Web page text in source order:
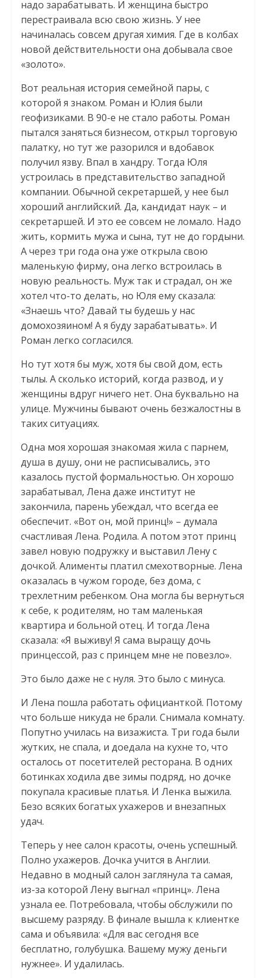
надо зарабатывать. И женщина быстро
перестраивала всю свою жизнь. У нее
начиналась совсем другая химия. Где в колбах
новой действительности она добывала свое
«золото».
Вот реальная история семейной пары, с
которой я знаком. Роман и Юлия были
геофизиками. В 90-е не стало работы. Роман
пытался заняться бизнесом, открыл торговую
палатку, но тут же разорился и вдобавок
получил язву. Впал в хандру. Тогда Юля
устроилась в представительство западной
компании. Обычной секретаршей, у нее был
хороший английский. Да, кандидат наук – и
секретаршей. И это ее совсем не ломало. Надо
жить, кормить мужа и сына, тут не до гордыни.
А через три года она уже открыла свою
маленькую фирму, она легко встроилась в
новую реальность. Муж так и страдал, он же
хотел что-то делать, но Юля ему сказала:
«Знаешь что? Давай ты будешь у нас
домохозяином! А я буду зарабатывать». И
Роман легко согласился.
Но тут хотя бы муж, хотя бы свой дом, есть
тылы. А сколько историй, когда развод, и у
женщины вдруг ничего нет. Она буквально на
улице. Мужчины бывают очень безжалостны в
таких ситуациях.
Одна моя хорошая знакомая жила с парнем,
душа в душу, они не расписывались, это
казалось пустой формальностью. Он хорошо
зарабатывал, Лена даже институт не
закончила, парень убеждал, что всегда ее
обеспечит. «Вот он, мой принц!» – думала
счастливая Лена. Родила. А потом этот принц
завел новую подружку и выставил Лену с
дочкой. Алименты платил смехотворные. Лена
оказалась в чужом городе, без дома, с
трехлетним ребенком. Она могла бы вернуться
к себе, к родителям, но там маленькая
квартира и больной отец. И тогда Лена
сказала: «Я выживу! Я сама выращу дочь
принцессой, раз с принцем мне не повезло».
Это было даже не с нуля. Это было с минуса.
И Лена пошла работать официанткой. Потому
что больше никуда не брали. Снимала комнату.
Попутно училась на визажиста. Три года были
жутких, не спала, и доедала на кухне то, что
осталось от посетителей ресторана. В одних
ботинках ходила две зимы подряд, но дочке
покупала красивые платья. И Ленка выжила.
Безо всяких богатых ухажеров и внезапных
удач.
Теперь у нее салон красоты, очень успешный.
Полно ухажеров. Дочка учится в Англии.
Недавно в модный салон заглянула та самая,
из-за которой Лену выгнал «принц». Лена
узнала ее. Потребовала, чтобы обслужили по
высшему разряду. В финале вышла к клиентке
сама и объявила: «Для вас сегодня все
бесплатно, голубушка. Вашему мужу деньги
нужнее». И удалилась.